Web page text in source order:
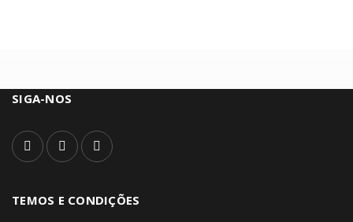
SIGA-NOS
TEMOS E CONDIÇÕES